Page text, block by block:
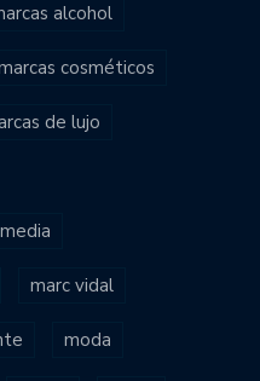
alcohol
cosméticos
de lujo
marc vidal
moda